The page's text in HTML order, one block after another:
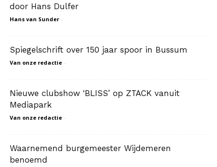
door Hans Dulfer
Hans van Sunder -
Spiegelschrift over 150 jaar spoor in Bussum
Van onze redactie -
Nieuwe clubshow ‘BLISS’ op ZTACK vanuit
Mediapark
Van onze redactie -
Waarnemend burgemeester Wijdemeren
benoemd